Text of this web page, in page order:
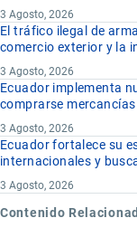
3 Agosto, 2026
El tráfico ilegal de
comercio exterior y la
3 Agosto, 2026
Ecuador implementa
comprarse
3 Agosto, 2026
Ecuador fortalece su
internacionales y
3 Agosto, 2026
Contenido